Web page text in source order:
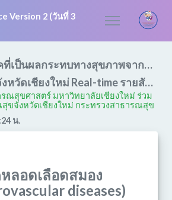
Version 2 (วันที่ 3
ระบบเฝ้าระวังโรคที่เป็นผลกระทบทางสุขภาพจากหมอกควัน และการเปลี่ยนแปลงสภาพอากาศ
ดเชียงใหม่ Real-time รายสัปดาห์
สุขศาสตร์ มหาวิทยาลัยเชียงใหม่ ร่วม
ขจังหวัดเชียงใหม่ กระทรวงสาธารณสุข
น.
ลอดเลือดสมอง
diseases)